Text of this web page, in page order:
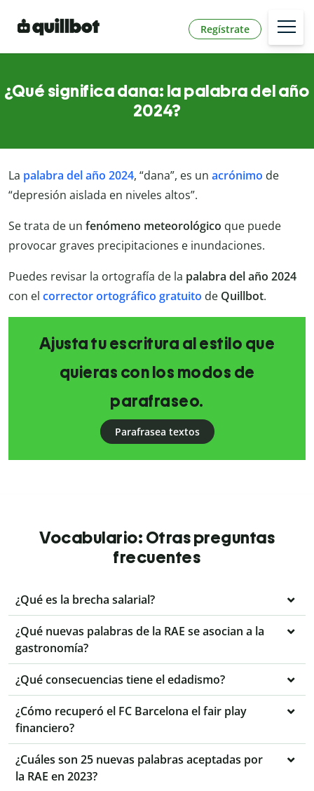
Regístrate
¿Qué significa dana: la palabra del año
2024?
La palabra del año 2024, “dana”, es un acrónimo de
“depresión aislada en niveles altos”.
Se trata de un fenómeno meteorológico que puede
provocar graves precipitaciones e inundaciones.
Puedes revisar la ortografía de la palabra del año 2024
con el correctorortográfico gratuito de Quillbot.
Ajusta tu escritura al estilo que
quieras con los modos de
parafraseo.
Parafrasea textos
Vocabulario: Otras preguntas
frecuentes
¿Qué es la brecha salarial?
¿Qué nuevas palabras de la RAE se asocian a la
gastronomía?
¿Qué consecuencias tiene el edadismo?
¿Cómo recuperó el FC Barcelona el fair play
financiero?
¿Cuáles son 25 nuevas palabras aceptadas por
la RAE en 2023?